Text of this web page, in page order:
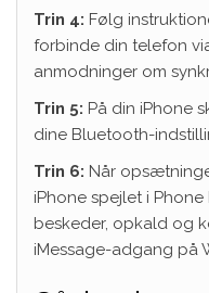
Trin 4: Følg
forbinde din telefon
anmodninger om
Trin 5: På din iPhone
dine Bluetooth-
Trin 6: Når
iPhone spejlet i
beskeder, opkald og
iMessage-adgang på